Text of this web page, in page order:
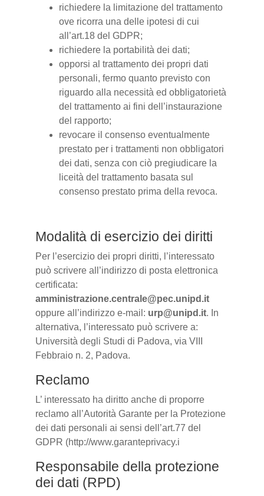
richiedere la limitazione del trattamento
ove ricorra una delle ipotesi di cui
all’art.18 del GDPR;
richiedere la portabilità dei dati;
opporsi al trattamento dei propri dati
personali, fermo quanto previsto con
riguardo alla necessità ed obbligatorietà
del trattamento ai fini dell’instaurazione
del rapporto;
revocare il consenso eventualmente
prestato per i trattamenti non obbligatori
dei dati, senza con ciò pregiudicare la
liceità del trattamento basata sul
consenso prestato prima della revoca.
Modalità di esercizio dei diritti
Per l’esercizio dei propri diritti, l’interessato
può scrivere all’indirizzo di posta elettronica
certificata:
amministrazione.centrale@pec.unipd.it
oppure all’indirizzo e-mail: urp@unipd.it. In
alternativa, l’interessato può scrivere a:
Università degli Studi di Padova, via VIII
Febbraio n. 2, Padova.
Reclamo
L’ interessato ha diritto anche di proporre
reclamo all’Autorità Garante per la Protezione
dei dati personali ai sensi dell’art.77 del
GDPR (http://www.garanteprivacy.i
Responsabile della protezione
dei dati (RPD)